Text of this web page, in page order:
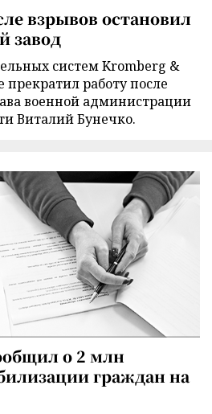
взрывов остановил
завод
систем Kromberg &
работу после
военной администрации
Виталий Бунечко.
о 2 млн
граждан на